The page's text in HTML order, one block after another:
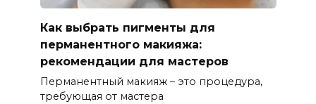
Как выбрать пигменты для
перманентного макияжа:
рекомендации для мастеров
Перманентный макияж – это процедура,
требующая от мастера